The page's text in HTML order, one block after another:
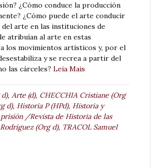
¿Cómo conduce la producción
¿Cómo puede el arte conducir
arte en las instituciones de
atribuían al arte en estas
los movimientos artísticos y, por el
y se recrea a partir del
las cárceles? Leia Mais
, Arte (d), CHECCHIA Cristiane (Org
d), Historia P (HPd), Historia y
/Revista de Historia de las
(Org d), TRACOL Samuel